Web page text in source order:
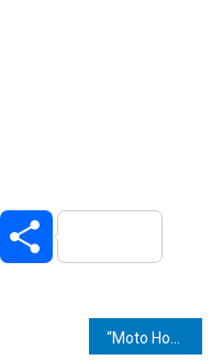
Twitter Share
“Moto Honda CG 125 é furtada da frente de residência em Padre Nóbrega, deixando morador indignado e comunidade em alerta”